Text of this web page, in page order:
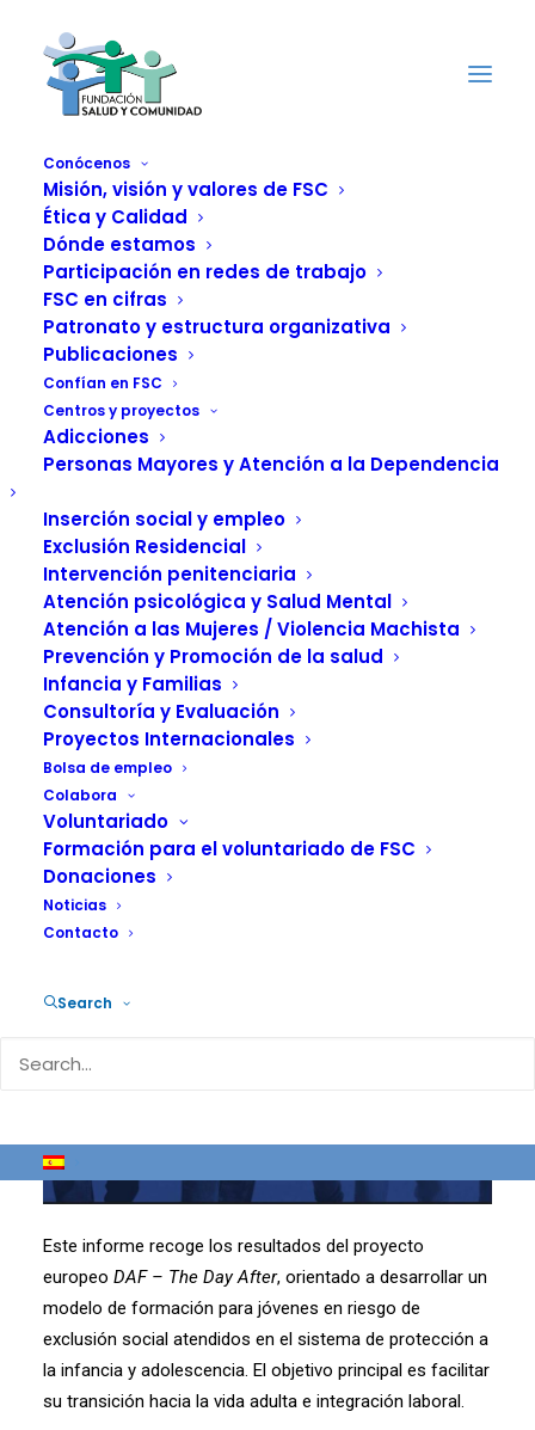
Conócenos
Misión, visión y valores de FSC
Ética y Calidad
Dónde estamos
Participación en redes de trabajo
FSC en cifras
Patronato y estructura organizativa
Publicaciones
Confían en FSC
Centros y proyectos
Adicciones
Personas Mayores y Atención a la Dependencia
Inserción social y empleo
Exclusión Residencial
Intervención penitenciaria
Atención psicológica y Salud Mental
Atención a las Mujeres / Violencia Machista
Prevención y Promoción de la salud
Infancia y Familias
Consultoría y Evaluación
Proyectos Internacionales
Bolsa de empleo
Colabora
Voluntariado
Formación para el voluntariado de FSC
Donaciones
Noticias
Contacto
Search
Proyecto DAF «El Día
Después» Informe final
Este informe recoge los resultados del proyecto
europeo DAF – The Day After, orientado a desarrollar un
modelo de formación para jóvenes en riesgo de
exclusión social atendidos en el sistema de protección a
la infancia y adolescencia. El objetivo principal es facilitar
su transición hacia la vida adulta e integración laboral.
File Type:pdf
Temas:Menores
Autoría:Xavier FERRER, Gustavo Muñoz, Sergio Castelló